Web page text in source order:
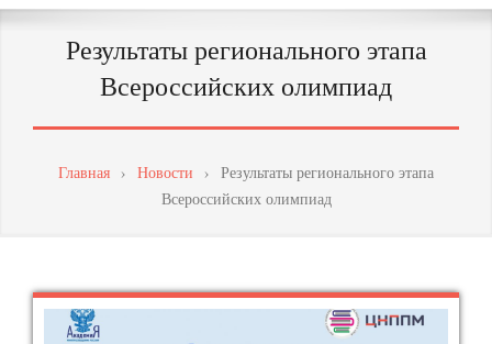
ЦЕНТР НЕПРЕРЫВНОГО
ПОВЫШЕНИЯ
ПРОФЕССИОНАЛЬНОГО
МАСТЕРСТВА
ПЕДАГОГИЧЕСКИХ
РАБОТНИКОВ
ЦНППМ
Результаты регионального этапа
Всероссийских олимпиад
Главная › Новости › Результаты регионального этапа
Всероссийских олимпиад